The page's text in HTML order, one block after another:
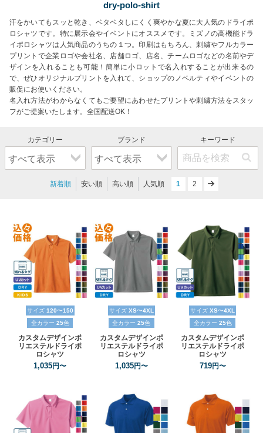
dry-polo-shirt
汗をかいてもスッと乾き、ベタベタしにくく爽やかな夏に大人気のドライポ
ロシャツです。特に展示会やイベントにオススメです。ミズノの高機能ドラ
イポロシャツは人気商品のうちの１つ。印刷はもちろん、刺繍やフルカラー
プリントで企業ロゴや会社名、店舗ロゴ、店名、チームロゴなどの名前やデ
ザインを入れることも可能！簡単に小ロットで名入れすることが出来るの
で、ぜひオリジナルプリントを入れて、ショップのノベルティやイベントの
販促にお使いください。
名入れ方法がわからなくてもご要望にあわせたプリントや刺繍方法をスタッ
フがご提案いたします。全国配送OK！
新着順 安い順 高い順 人気順 1 2
next
サイズ 120〜150
全カラー 25色
カスタムデザインポ
リエステルドライポ
ロシャツ
1,035円〜
サイズ XS〜4XL
全カラー 25色
カスタムデザインポ
リエステルドライポ
ロシャツ
1,035円〜
サイズ XS〜4XL
全カラー 25色
カスタムデザインポ
リエステルドライポ
ロシャツ
719円〜